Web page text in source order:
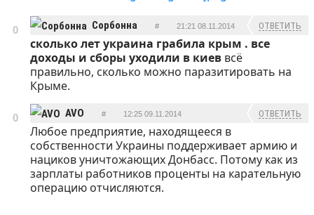
0 Сорбонна # 21:21 08.11.2014 ОТВЕТИТЬ
сколько лет украина грабила крым . все
доходы и сборы уходили в киев всё
правильно, сколько можно паразитировать на
Крыме.
0 AVO # 12:25 09.11.2014 ОТВЕТИТЬ
Любое предприятие, находящееся в
собственности Украины поддерживает армию и
нациков уничтожающих Донбасс. Потому как из
зарплаты работников проценты на карательную
операцию отчисляются.